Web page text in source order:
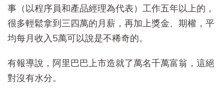
事（以程序員和產品經理為代表）工作五年以上的，
很多輕鬆拿到三四萬的月薪，再加上獎金、期權，平
均每月收入5萬可以說是不稀奇的。
有報導說，阿里巴巴上市造就了萬名千萬富翁，這絕
對沒有水分。